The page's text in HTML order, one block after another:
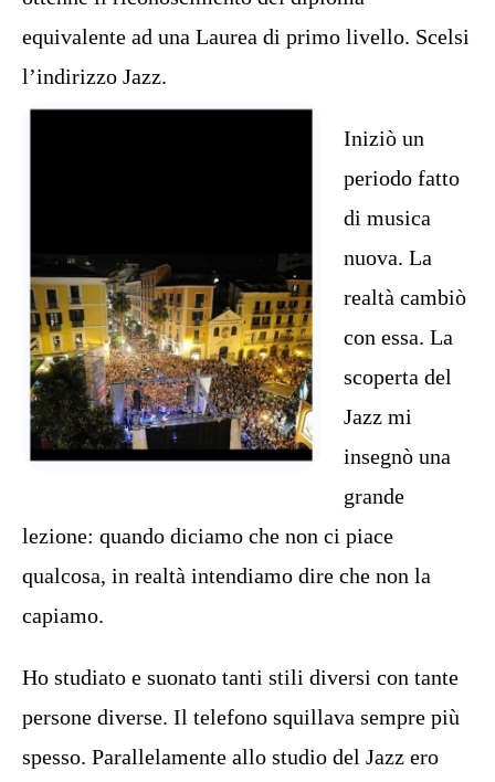
equivalente ad una Laurea di primo livello. Scelsi
l’indirizzo Jazz.
Iniziò un
periodo fatto
di musica
nuova. La
realtà cambiò
con essa. La
scoperta del
Jazz mi
insegnò una
grande
lezione: quando diciamo che non ci piace
qualcosa, in realtà intendiamo dire che non la
capiamo.
Ho studiato e suonato tanti stili diversi con tante
persone diverse. Il telefono squillava sempre più
spesso. Parallelamente allo studio del Jazz ero